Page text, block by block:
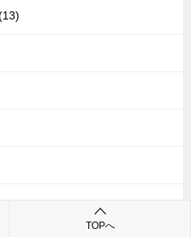
TOPへ